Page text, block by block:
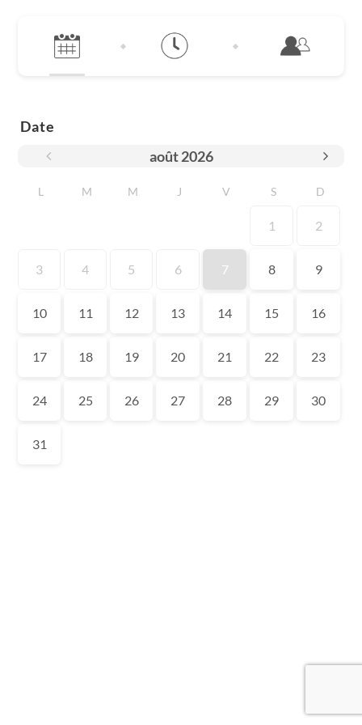
Date
août 2026
L M M J V S D
1 2
3 4 5 6 7 8 9
10 11 12 13 14 15 16
17 18 19 20 21 22 23
24 25 26 27 28 29 30
31